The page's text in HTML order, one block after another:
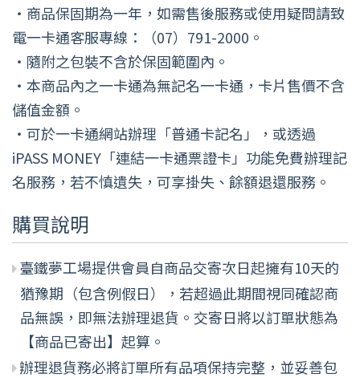
・商品保固期為一年，如需售後服務或使用疑問請致
電一卡通客服專線：（07）791-2000。
・隨附之包裝不含於保固範圍內。
・本商品內之一卡通為無記名一卡通，卡片售價不含
儲值金額。
・可於一卡通網站辦理「普通卡記名」，或透過
iPASS MONEY「連結一卡通票證卡」功能免費辦理記
名服務，若不慎遺失，可享掛失、餘額退還服務。
購買說明
臺鐵夢工場提供會員自商品交寄次日起擁有10天的
猶豫期（包含例假日），若超過此期間視同確認商
品無誤，即無法辦理退貨。交寄日將以訂單狀態為
【商品已寄出】起算。
辦理退貨務必將訂單所有品項保持完整，並妥善包